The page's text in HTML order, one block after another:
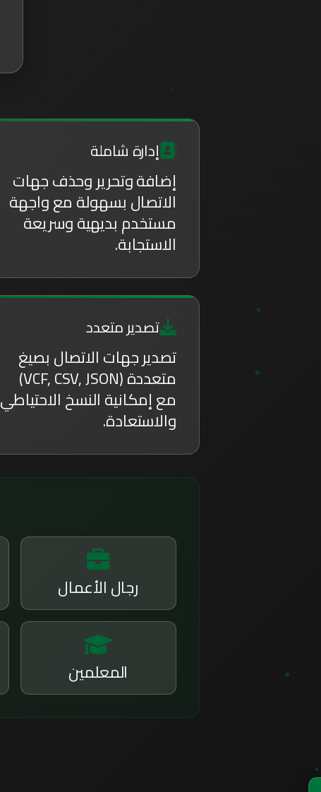
إدارة شاملة
إضافة وتحرير وحذف جهات
الاتصال بسهولة مع واجهة
مستخدم بديهية وسريعة
الاستجابة.
تصدير متعدد
تصدير جهات الاتصال بصيغ
متعددة (VCF, CSV, JSON)
مع إمكانية النسخ الاحتياطي
والاستعادة.
رجال الأعمال
المعلمين